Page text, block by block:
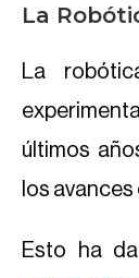
La
La
últimos
los avances
Esto ha